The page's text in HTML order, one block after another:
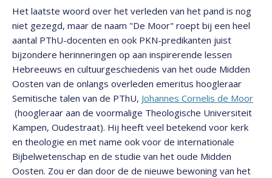
Het laatste woord over het verleden van het pand is nog
niet gezegd, maar de naam "De Moor" roept bij een heel
aantal PThU-docenten en ook PKN-predikanten juist
bijzondere herinneringen op aan inspirerende lessen
Hebreeuws en cultuurgeschiedenis van het oude Midden
Oosten van de onlangs overleden emeritus hoogleraar
Semitische talen van de PThU, Johannes Cornelis de Moor
(hoogleraar aan de voormalige Theologische Universiteit
Kampen, Oudestraat). Hij heeft veel betekend voor kerk
en theologie en met name ook voor de internationale
Bijbelwetenschap en de studie van het oude Midden
Oosten. Zou er dan door de de nieuwe bewoning van het